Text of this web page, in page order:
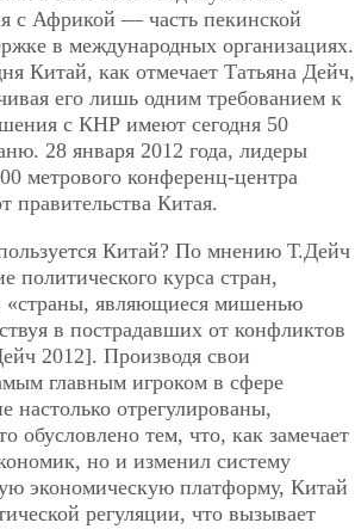
с Африкой — часть пекинской
в международных организациях.
Китай, как отмечает Татьяна Дейч,
его лишь одним требованием к
с КНР имеют сегодня 50
28 января 2012 года, лидеры
метрового конференц-центра
Китая.
Китай? По мнению Т.Дейч
политического курса стран,
«страны, являющиеся мишенью
в пострадавших от конфликтов
2012]. Производя свои
главным игроком в сфере
отрегулированы,
обусловлено тем, что, как замечает
но и изменил систему
экономическую платформу, Китай
регуляции, что вызывает